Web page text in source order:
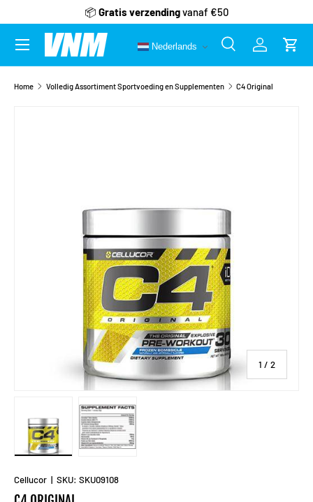
Ga naar inhoud
📦 Gratis verzendingvanaf €50
Zoeken
ZoekenInloggen
Nederlands
Menu
Home Volledig Assortiment Sportvoeding en Supplementen C4 Original
1 / van
2
Cellucor | SKU: SKU09108